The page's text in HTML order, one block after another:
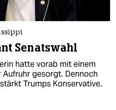
Senatswahl
hatte vorab mit einem
gesorgt. Dennoch
Trumps Konservative.